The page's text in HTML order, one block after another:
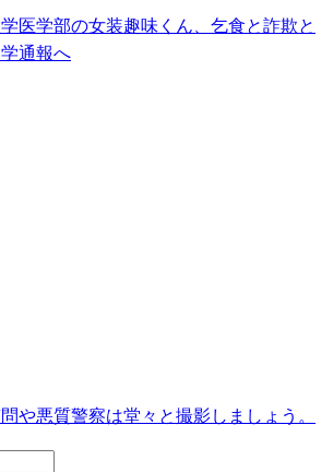
医学部の女装趣味くん、乞食と詐欺と
通報へ
や悪質警察は堂々と撮影しましょう。